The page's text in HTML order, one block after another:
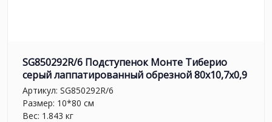
SG850292R/6 Подступенок Монте Тиберио
серый лаппатированный обрезной 80x10,7x0,9
Артикул: SG850292R/6
Размер: 10*80 см
Вес: 1.843 кг